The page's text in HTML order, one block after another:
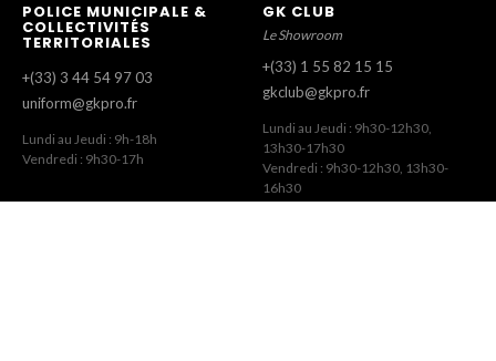
POLICE MUNICIPALE &
COLLECTIVITÉS
TERRITORIALES
+(33) 3 44 54 97 03
uniform@gkpro.fr
Lundi au Jeudi : 9h-18h
Vendredi : 9h30-17h
GK CLUB
Le Showroom
+(33) 1 55 82 15 15
gkclub@gkpro.fr
Lundi au Jeudi : 9h30-12h30,
13h30-17h30
Vendredi : 9h30-12h30, 13h30-
16h30